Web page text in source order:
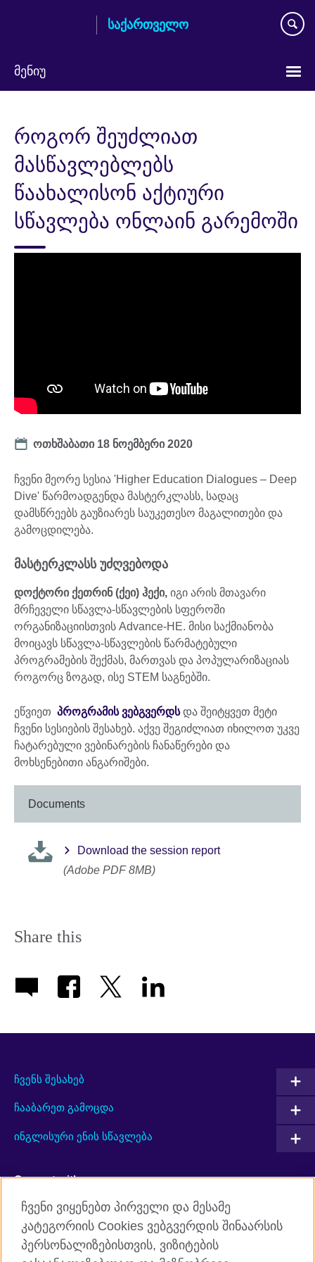
საქართველო
მენიუ
როგორ შეუძლიათ
მასწავლებლებს
წაახალისონ აქტიური
სწავლება ონლაინ გარემოში
Date
ოთხშაბათი 18 ნოემბერი 2020
ჩვენი მეორე სესია 'Higher Education Dialogues – Deep
Dive' წარმოადგენდა მასტერკლასს, სადაც
დამსწრეებს გაუზიარეს საუკეთესო მაგალითები და
გამოცდილება.
მასტერკლასს უძღვებოდა
დოქტორი ქეთრინ (ქეი) ჰექი, იგი არის მთავარი
მრჩეველი სწავლა-სწავლების სფეროში
ორგანიზაციისთვის Advance-HE. მისი საქმიანობა
მოიცავს სწავლა-სწავლების წარმატებული
პროგრამების შექმას, მართვას და პოპულარიზაციას
როგორც ზოგად, ისე STEM საგნებში.
ეწვიეთ პროგრამის ვებგვერდსდა შეიტყვეთ მეტი
ჩვენი სესიების შესახებ. აქვე შეგიძლიათ იხილოთ უკვე
ჩატარებული ვებინარების ჩანაწერები და
მოხსენებითი ანგარიშები.
Documents
Download the session report
(Adobe PDF 8MB)
Share this
ჩვენს შესახებ
ჩააბარეთ გამოცდა
ინგლისური ენის სწავლება
Connect with us
Facebook Twitter
YouTube RSS
ჩვენი ვიყენებთ პირველი და მესამე
კატეგორიის Cookies ვებგვერდის შინაარსის
პერსონალიზებისთვის, ვიზიტების